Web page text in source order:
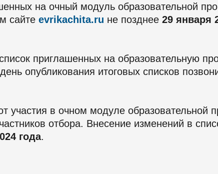
на очный модуль образовательной
сайте evrikachita.ru не позднее 29 января
приглашенных на образовательную
опубликования итоговых списков
участия в очном модуле образовательной
отбора. Внесение изменений в
года.